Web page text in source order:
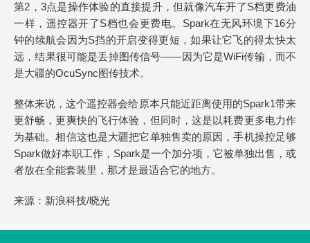
第2，3点是操作体验的直接提升，但就像汽车开了S档更费油
一样，遥控器开了S档也会更费电。Spark在无风环境下16分
钟的续航会因为S挡的开启变得更短，如果让它飞的得太快太
远，结果很可能是丢掉图传信号——因为它是WiFi传输，而不
是大疆的OcuSync图传技术。
整体来说，这个遥控器会给原本只能近距离使用的Spark1带来
更舒畅，更爽快的飞行体验，但同时，这是以耗费更多电力作
为基础。相信这也是大疆把它单独售卖的原因，手机操控足够
Spark做好本职工作，Spark是一个加分项，它被单独出售，或
者放在全能套装里，那才是最适合它的地方。
来源：新浪科技/晓光